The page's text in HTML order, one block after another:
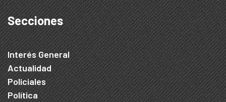
Secciones
Interés General
Actualidad
Policiales
Política